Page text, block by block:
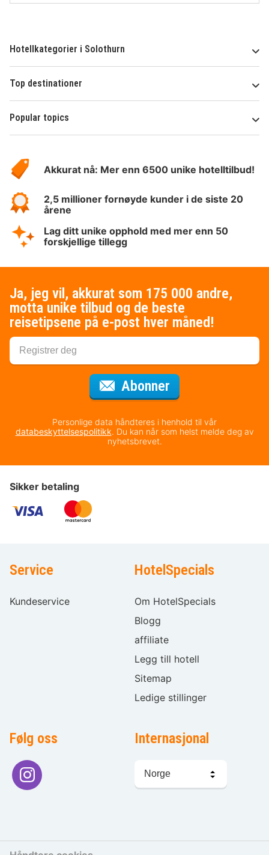
Hotellkategorier i Solothurn
Top destinationer
Popular topics
Hotelspecials
Akkurat nå: Mer enn 6500 unike hotelltilbud!
2,5 millioner fornøyde kunder i de siste 20
årene
Lag ditt unike opphold med mer enn 50
forskjellige tillegg
Ja, jeg vil, akkurat som 175 000 andre,
motta unike tilbud og de beste
reisetipsene på e-post hver måned!
Abonner
Personlige data håndteres i henhold til vår
databeskyttelsespolitikk. Du kan når som helst melde deg av
nyhetsbrevet.
Sikker betaling
Service
Kundeservice
HotelSpecials
Om HotelSpecials
Blogg
affiliate
Legg till hotell
Sitemap
Ledige stillinger
Følg oss Internasjonal